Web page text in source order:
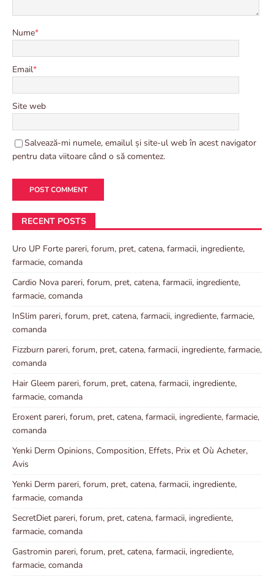
Nume*
Email*
Site web
Salvează-mi numele, emailul și site-ul web în acest navigator
pentru data viitoare când o să comentez.
RECENT POSTS
Uro UP Forte pareri, forum, pret, catena, farmacii, ingrediente,
farmacie, comanda
Cardio Nova pareri, forum, pret, catena, farmacii, ingrediente,
farmacie, comanda
InSlim pareri, forum, pret, catena, farmacii, ingrediente, farmacie,
comanda
Fizzburn pareri, forum, pret, catena, farmacii, ingrediente, farmacie,
comanda
Hair Gleem pareri, forum, pret, catena, farmacii, ingrediente,
farmacie, comanda
Eroxent pareri, forum, pret, catena, farmacii, ingrediente, farmacie,
comanda
Yenki Derm Opinions, Composition, Effets, Prix et Où Acheter,
Avis
Yenki Derm pareri, forum, pret, catena, farmacii, ingrediente,
farmacie, comanda
SecretDiet pareri, forum, pret, catena, farmacii, ingrediente,
farmacie, comanda
Gastromin pareri, forum, pret, catena, farmacii, ingrediente,
farmacie, comanda